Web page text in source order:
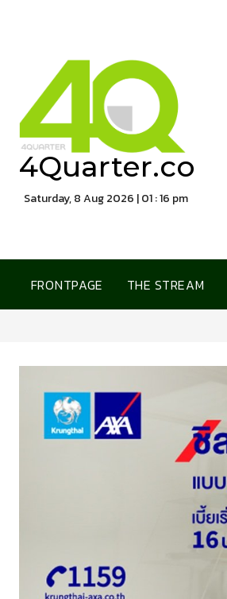
4Quarter.co
Saturday, 8 Aug 2026 | 01 : 16 pm
FRONTPAGE THE STREAM